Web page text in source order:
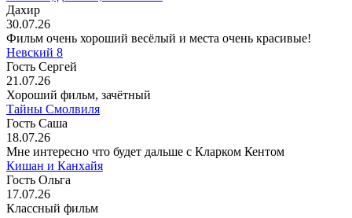
Дахир
30.07.26
Фильм очень хороший весёлый и места очень красивые!
Невский 8
Гость Сергей
21.07.26
Хороший фильм, зачётный
Тайны Смолвиля
Гость Саша
18.07.26
Мне интересно что будет дальше с Кларком Кентом
Кишан и Канхайя
Гость Ольга
17.07.26
Классный фильм